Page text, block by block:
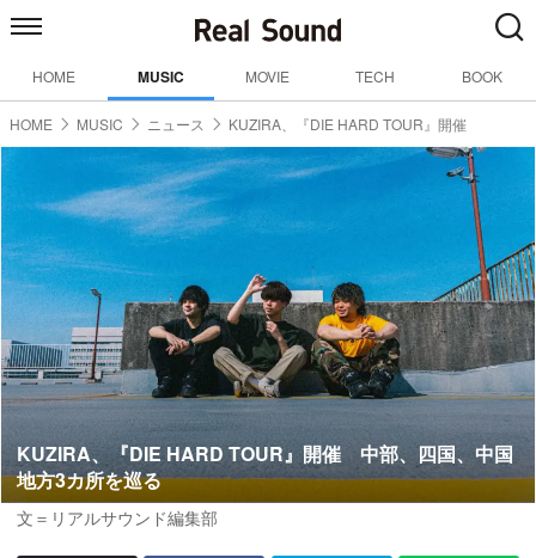
HOME MUSIC MOVIE TECH BOOK
HOME MUSIC ニュース KUZIRA、『DIE HARD TOUR』開催
KUZIRA、『DIE HARD TOUR』開催 中部、四国、中国
地方3カ所を巡る
文＝リアルサウンド編集部